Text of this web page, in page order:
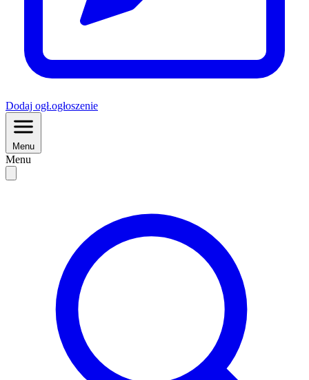
Dodaj ogł.ogłoszenie
Menu
Menu